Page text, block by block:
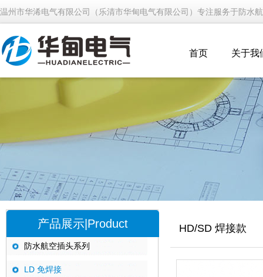
温州市华浠电气有限公司（乐清市华甸电气有限公司）专注服务于防水
首页 关于我
产品展示|Product
防水航空插头系列
LD 免焊接
HD/SD 焊接款